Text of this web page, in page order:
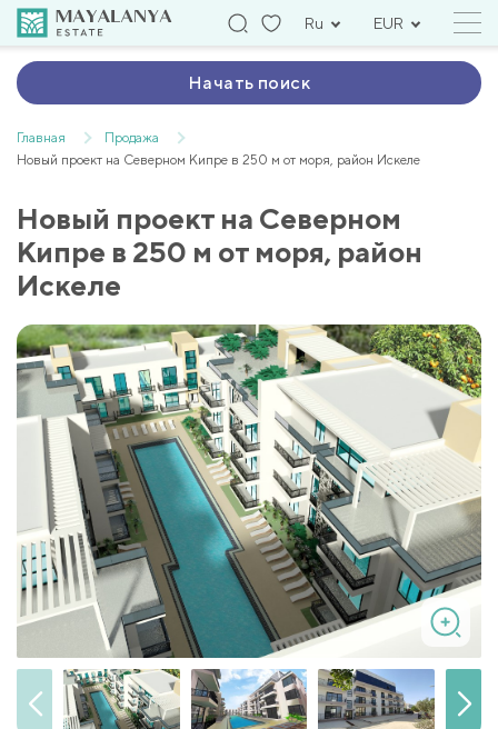
Ru EUR
Начать поиск
Главная
Продажа
Новый проект на Северном Кипре в 250 м от моря, район Искеле
Новый проект на Северном
Кипре в 250 м от моря, район
Искеле